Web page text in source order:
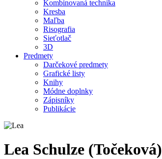
Kombinovaná technika
Kresba
Maľba
Risografia
Sieťotlač
3D
Predmety
Darčekové predmety
Grafické listy
Knihy
Módne doplnky
Zápisníky
Publikácie
Lea Schulze (Točeková)